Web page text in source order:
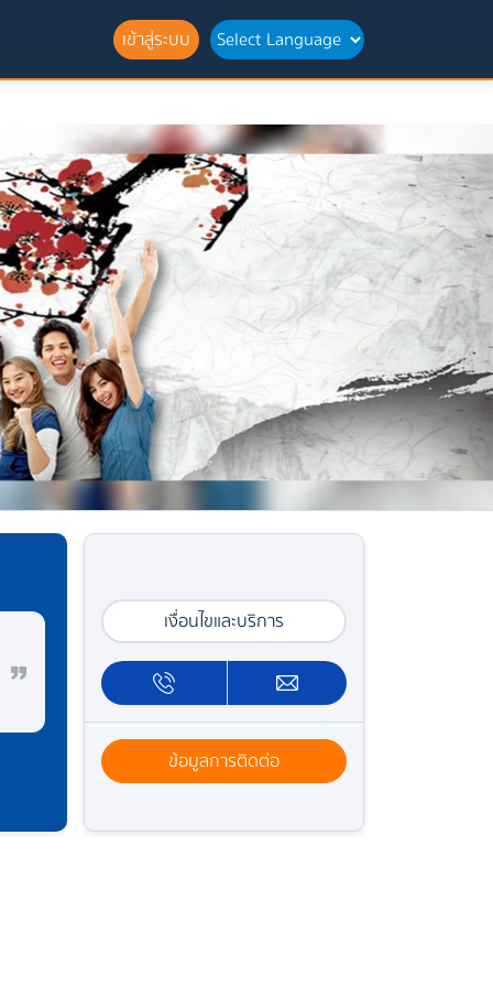
เข้าสู่ระบบ
เงื่อนไขและบริการ
ข้อมูลการติดต่อ